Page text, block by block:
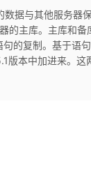
数据与其他服务器
的主库。主库和备
的复制。基于语
版本中加进来。这